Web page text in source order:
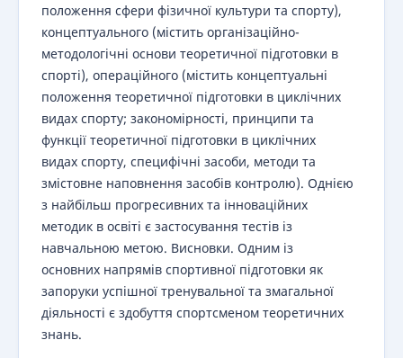
положення сфери фізичної культури та спорту),
концептуального (містить організаційно-
методологічні основи теоретичної підготовки в
спорті), операційного (містить концептуальні
положення теоретичної підготовки в циклічних
видах спорту; закономірності, принципи та
функції теоретичної підготовки в циклічних
видах спорту, специфічні засоби, методи та
змістовне наповнення засобів контролю). Однією
з найбільш прогресивних та інноваційних
методик в освіті є застосування тестів із
навчальною метою. Висновки. Одним із
основних напрямів спортивної підготовки як
запоруки успішної тренувальної та змагальної
діяльності є здобуття спортсменом теоретичних
знань.